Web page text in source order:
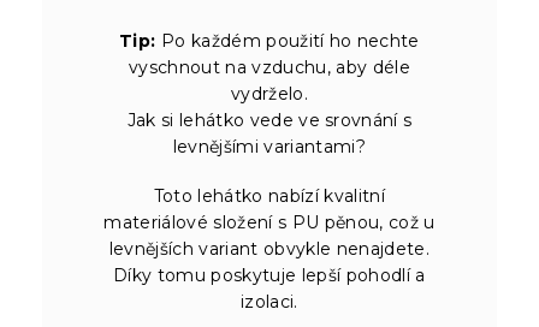
Tip: Po každém použití ho nechte
vyschnout na vzduchu, aby déle
vydrželo.
Jak si lehátko vede ve srovnání s
levnějšími variantami?
Toto lehátko nabízí kvalitní
materiálové složení s PU pěnou, což u
levnějších variant obvykle nenajdete.
Díky tomu poskytuje lepší pohodlí a
izolaci.